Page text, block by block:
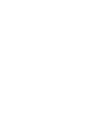
Copyleft CUT